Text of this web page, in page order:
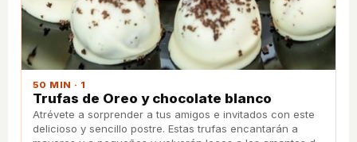
50 MIN · 1
Trufas de Oreo y chocolate blanco
Atrévete a sorprender a tus amigos e invitados con este
delicioso y sencillo postre. Estas trufas encantarán a